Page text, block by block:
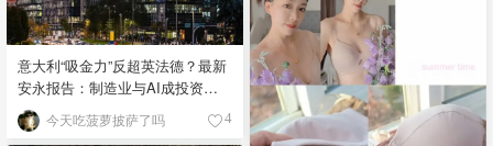
意大利“吸金力”反超英法德？最新
安永报告：制造业与AI成投资新
宠！ 今天吃菠萝披萨了吗 4